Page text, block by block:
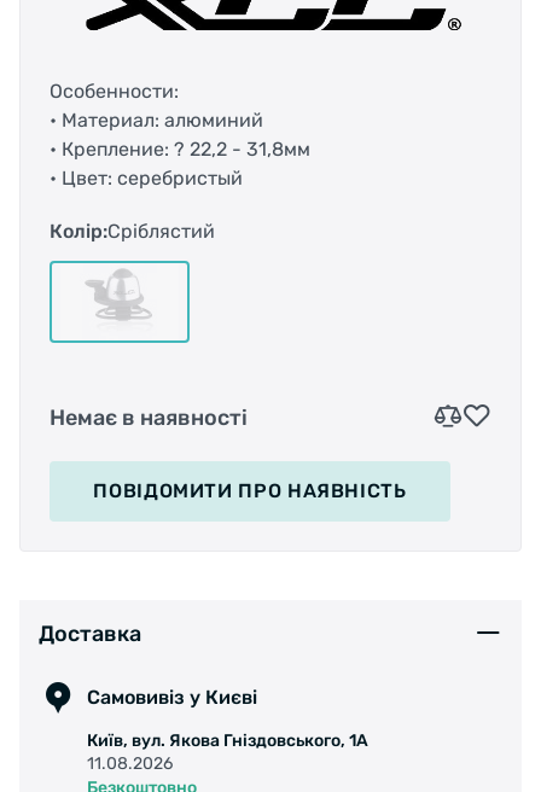
Особенности:
• Материал: алюминий
• Крепление: ? 22,2 - 31,8мм
• Цвет: серебристый
Колір:Сріблястий
Немає в наявності
ПОВІДОМИТИ ПРО НАЯВНІСТЬ
Доставка
Самовивіз у Києві
Київ, вул. Якова Гніздовського, 1А
11.08.2026
Безкоштовно